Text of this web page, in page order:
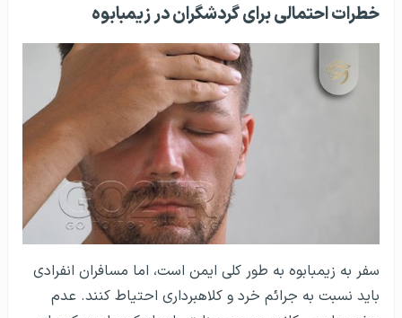
خطرات احتمالی برای گردشگران در زیمبابوه
سفر به زیمبابوه به طور کلی ایمن است، اما مسافران انفرادی
باید نسبت به جرائم خرد و کلاهبرداری احتیاط کنند. عدم